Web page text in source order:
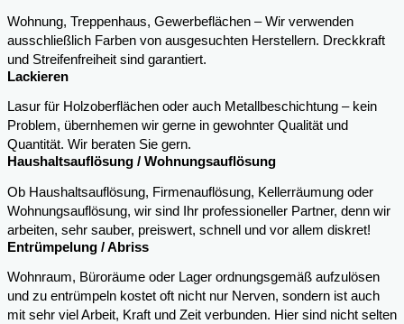
Wohnung, Treppenhaus, Gewerbeflächen – Wir verwenden
ausschließlich Farben von ausgesuchten Herstellern. Dreckkraft
und Streifenfreiheit sind garantiert.
Lackieren
Lasur für Holzoberflächen oder auch Metallbeschichtung – kein
Problem, übernhemen wir gerne in gewohnter Qualität und
Quantität. Wir beraten Sie gern.
Haushaltsauflösung / Wohnungsauflösung
Ob Haushaltsauflösung, Firmenauflösung, Kellerräumung oder
Wohnungsauflösung, wir sind Ihr professioneller Partner, denn wir
arbeiten, sehr sauber, preiswert, schnell und vor allem diskret!
Entrümpelung / Abriss
Wohnraum, Büroräume oder Lager ordnungsgemäß aufzulösen
und zu entrümpeln kostet oft nicht nur Nerven, sondern ist auch
mit sehr viel Arbeit, Kraft und Zeit verbunden. Hier sind nicht selten